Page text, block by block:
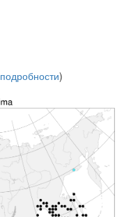
подробности)